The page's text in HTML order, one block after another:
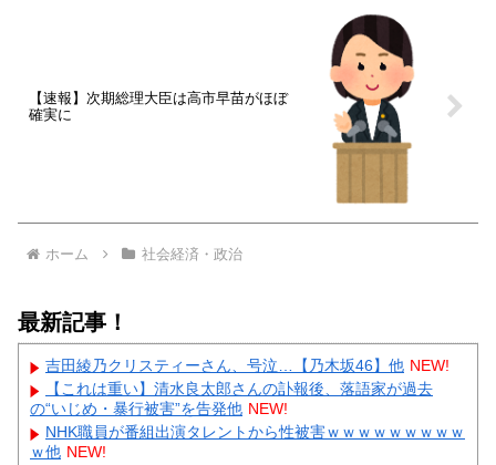
【速報】次期総理大臣は高市早苗がほぼ
確実に
ホーム 社会経済・政治
最新記事！
吉田綾乃クリスティーさん、号泣…【乃木坂46】他 NEW!
【これは重い】清水良太郎さんの訃報後、落語家が過去
の“いじめ・暴行被害”を告発他 NEW!
NHK職員が番組出演タレントから性被害ｗｗｗｗｗｗｗｗｗ
ｗ他 NEW!